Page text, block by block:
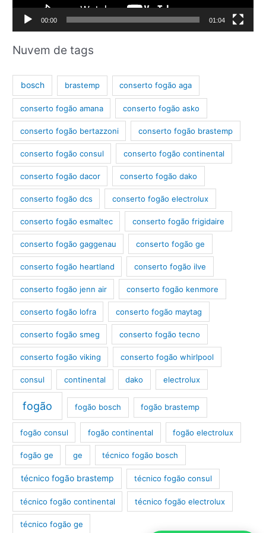
e
v
e
00:00 01:04
Nuvem de tags
bosch brastemp conserto fogão aga
conserto fogão amana conserto fogão asko
conserto fogão bertazzoni conserto fogão brastemp
conserto fogão consul conserto fogão continental
conserto fogão dacor conserto fogão dako
conserto fogão dcs conserto fogão electrolux
conserto fogão esmaltec conserto fogão frigidaire
conserto fogão gaggenau conserto fogão ge
conserto fogão heartland conserto fogão ilve
conserto fogão jenn air conserto fogão kenmore
conserto fogão lofra conserto fogão maytag
conserto fogão smeg conserto fogão tecno
conserto fogão viking conserto fogão whirlpool
consul continental dako electrolux
fogão fogão bosch fogão brastemp
fogão consul fogão continental fogão electrolux
fogão ge ge técnico fogão bosch
técnico fogão brastemp técnico fogão consul
técnico fogão continental técnico fogão electrolux
técnico fogão ge